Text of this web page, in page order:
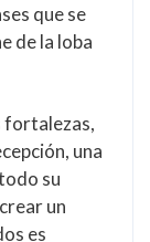
que se
de la loba
fortalezas,
una
su
un
es